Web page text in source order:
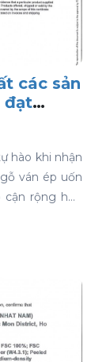
các sản
đạt
hào khi nhận
ván ép uốn
rộng hơn